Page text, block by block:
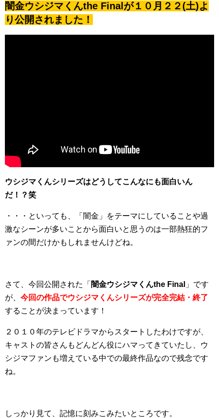
闇金ウシジマくんthe Finalが１０月２２(土)よ
り公開されました！
ウシジマくんシリーズはどうしてこんなにも面白いん
だ！？笑
・・・といっても、「闇金」をテーマにしていることや過
激なシーンが多いことから面白いと思うのは一部熱狂的フ
ァンの間だけかもしれませんけどね。
さて、今回公開された「 闇金ウシジマくんthe Final 」です
が、 今回の作品でウシジマくんシリーズが完全完結・終了
することが決まっています！
２０１０年のテレビドラマからスタートしたわけですが、
キャストの皆さんもどんどん役にハマってきていたし、ウ
シジマファンも増えている中での最終作品なので残念です
ね。
しっかり見て、記憶に刻みこみたいところです。